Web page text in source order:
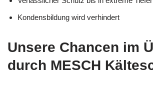
Kondensbildung wird verhindert
Unsere Chancen im
durch MESCH